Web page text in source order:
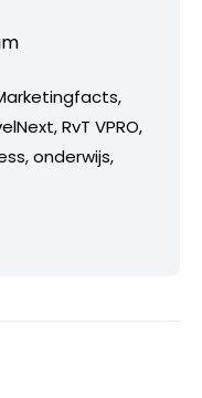
RvT VPRO,
onderwijs,